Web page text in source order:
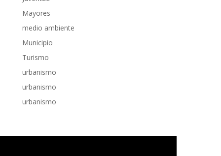
Mayores
medio ambiente
Municipio
Turismo
urbanismo
urbanismo
urbanismo